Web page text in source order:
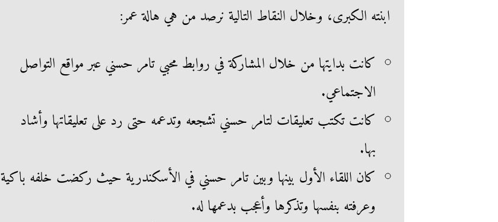
ابنته الكبرى، وخلال النقاط التالية نرصد من هي هالة عمر:
كانت بدايتها من خلال المشاركة في روابط محبي تامر حسني عبر مواقع التواصل
الاجتماعي.
كانت تكتب تعليقات لتامر حسني تشجعه وتدعمه حتى رد على تعليقاتها وأشاد
بها.
كان اللقاء الأول بينها وبين تامر حسني في الأسكندرية حيث ركضت خلفه باكية
وعرفته بنفسها وتذكرها وأعجب بدعمها له.